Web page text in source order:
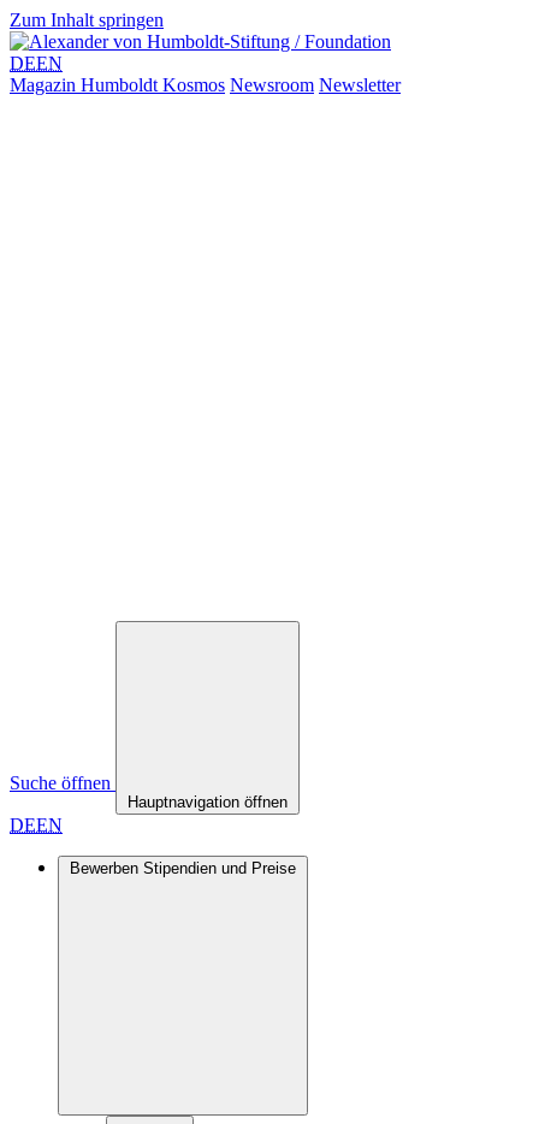
Zum Inhalt springen
DEEN
Magazin Humboldt Kosmos Newsroom Newsletter
Suche öffnen
Hauptnavigation öffnen
DEEN
Bewerben Stipendien und Preise